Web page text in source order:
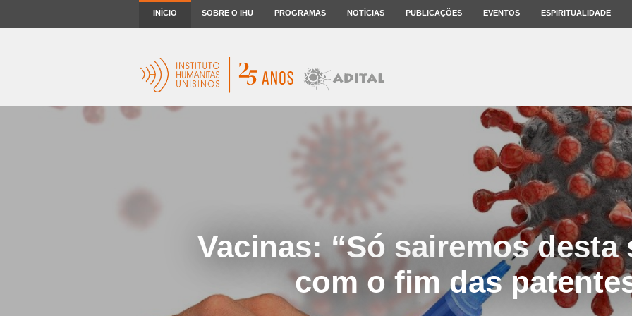
INÍCIO SOBRE O IHU PROGRAMAS NOTÍCIAS PUBLICAÇÕES EVENTOS ESPIRITUALIDADE
Vacinas: “Só sairemos desta
com o fim das